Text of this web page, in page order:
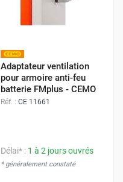
Adaptateur ventilation
pour armoire anti-feu
batterie FMplus - CEMO
Réf. : CE 11661
Délai* : 1 à 2 jours ouvrés
* généralement constaté